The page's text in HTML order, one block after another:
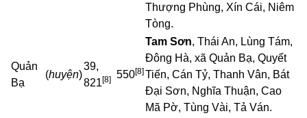
Thượng Phùng, Xín Cái, Niêm
Tòng.
Quản
Bạ
(huyện)
39,
821[8] 550[8]
Tam Sơn, Thái An, Lùng Tám,
Đông Hà, xã Quản Bạ, Quyết
Tiến, Cán Tỷ, Thanh Vân, Bát
Đại Sơn, Nghĩa Thuận, Cao
Mã Pờ, Tùng Vài, Tả Ván.